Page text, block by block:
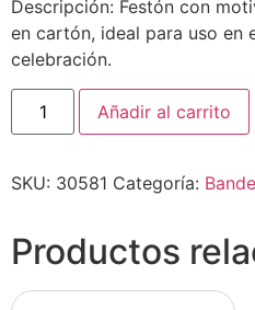
Descripción: Festón con
en cartón, ideal para uso en
celebración.
Añadir al carrito
SKU: 30581 Categoría:
Productos